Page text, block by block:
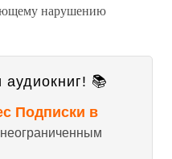
нарушению
📚
Подписки в